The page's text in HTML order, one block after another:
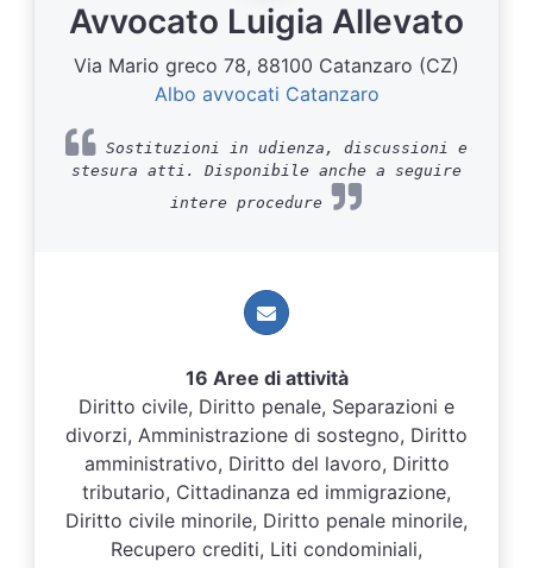
Avvocato Luigia Allevato
Via Mario greco 78, 88100 Catanzaro (CZ)
Albo avvocati Catanzaro
Sostituzioni in udienza, discussioni e
stesura atti. Disponibile anche a seguire
intere procedure
16 Aree di attività
Diritto civile, Diritto penale, Separazioni e
divorzi, Amministrazione di sostegno, Diritto
amministrativo, Diritto del lavoro, Diritto
tributario, Cittadinanza ed immigrazione,
Diritto civile minorile, Diritto penale minorile,
Recupero crediti, Liti condominiali,